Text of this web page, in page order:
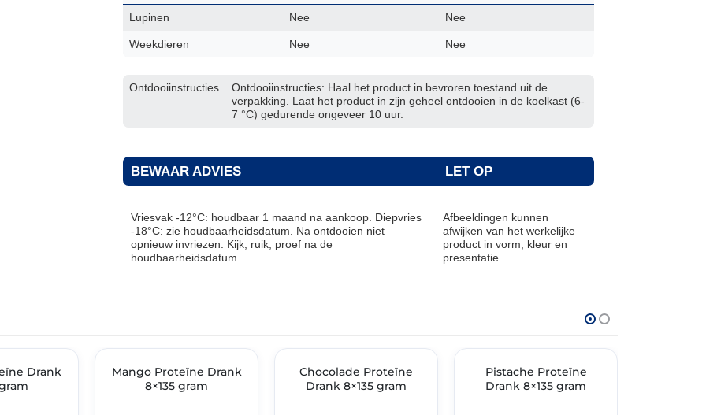
Lupinen Nee Nee
Weekdieren Nee Nee
Ontdooiinstructies
Ontdooiinstructies: Haal het product in bevroren toestand uit de
verpakking. Laat het product in zijn geheel ontdooien in de koelkast (6-
7 °C) gedurende ongeveer 10 uur.
BEWAAR ADVIES LET OP
Vriesvak -12°C: houdbaar 1 maand na aankoop. Diepvries
-18°C: zie houdbaarheidsdatum. Na ontdooien niet
opnieuw invriezen. Kijk, ruik, proef na de
houdbaarheidsdatum.
Afbeeldingen kunnen
afwijken van het werkelijke
product in vorm, kleur en
presentatie.
Drank
🔥 OP=OP
Mango Proteïne Drank
8×135 gram
🔥 OP=OP
Chocolade Proteïne
Drank 8×135 gram
🔥 OP=OP
Pistache Proteïne
Drank 8×135 gram